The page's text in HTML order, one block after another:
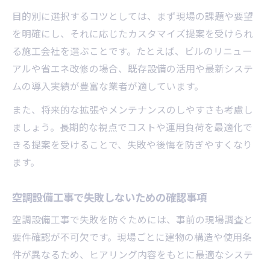
目的別に選択するコツとしては、まず現場の課題や要望
を明確にし、それに応じたカスタマイズ提案を受けられ
る施工会社を選ぶことです。たとえば、ビルのリニュー
アルや省エネ改修の場合、既存設備の活用や最新システ
ムの導入実績が豊富な業者が適しています。
また、将来的な拡張やメンテナンスのしやすさも考慮し
ましょう。長期的な視点でコストや運用負荷を最適化で
きる提案を受けることで、失敗や後悔を防ぎやすくなり
ます。
空調設備工事で失敗しないための確認事項
空調設備工事で失敗を防ぐためには、事前の現場調査と
要件確認が不可欠です。現場ごとに建物の構造や使用条
件が異なるため、ヒアリング内容をもとに最適なシステ